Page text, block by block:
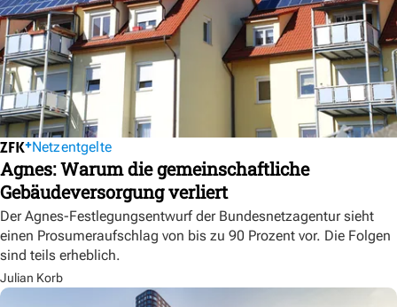
Netzentgelte
Agnes: Warum die gemeinschaftliche
Gebäudeversorgung verliert
Der Agnes-Festlegungsentwurf der Bundesnetzagentur sieht
einen Prosumeraufschlag von bis zu 90 Prozent vor. Die Folgen
sind teils erheblich.
Julian Korb